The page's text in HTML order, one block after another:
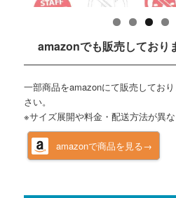
amazonでも販売しており
一部商品をamazonにて販売しており
さい。
※サイズ展開や料金・配送方法が異な
amazonで商品を見る→